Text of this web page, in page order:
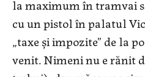
la maximum în tramvai
cu un pistol în palatul
„taxe și impozite” de la
venit. Nimeni nu e rănit